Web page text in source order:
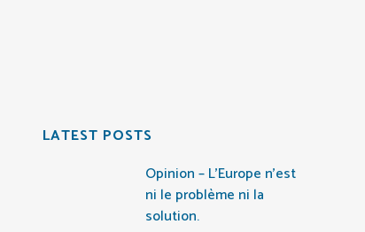
LATEST POSTS
Opinion – L’Europe n’est
ni le problème ni la
solution.